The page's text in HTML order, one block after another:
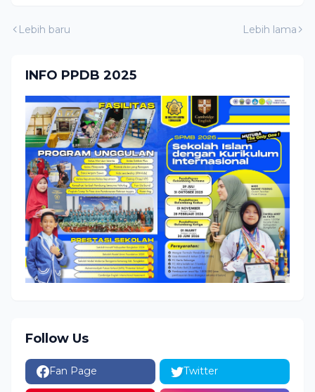
Lebih baru Lebih lama
INFO PPDB 2025
Follow Us
Fan Page Twitter